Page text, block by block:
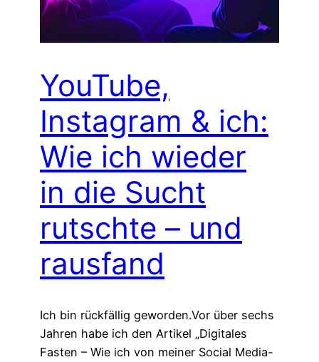
YouTube,
Instagram & ich:
Wie ich wieder
in die Sucht
rutschte – und
rausfand
Ich bin rückfällig geworden.Vor über sechs
Jahren habe ich den Artikel „Digitales
Fasten – Wie ich von meiner Social Media-